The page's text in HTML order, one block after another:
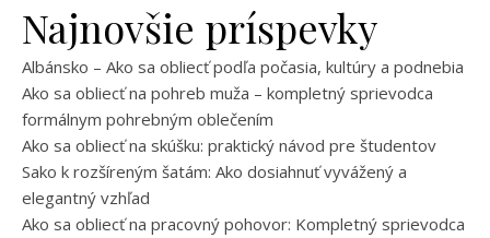
Najnovšie príspevky
Albánsko – Ako sa obliecť podľa počasia, kultúry a podnebia
Ako sa obliecť na pohreb muža – kompletný sprievodca
formálnym pohrebným oblečením
Ako sa obliecť na skúšku: praktický návod pre študentov
Sako k rozšíreným šatám: Ako dosiahnuť vyvážený a
elegantný vzhľad
Ako sa obliecť na pracovný pohovor: Kompletný sprievodca